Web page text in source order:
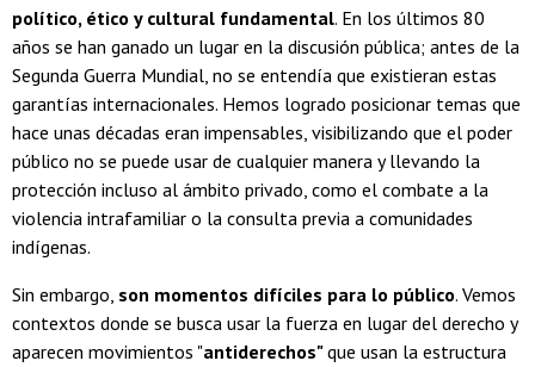
político, ético y cultural fundamental. En los últimos 80
años se han ganado un lugar en la discusión pública; antes de la
Segunda Guerra Mundial, no se entendía que existieran estas
garantías internacionales. Hemos logrado posicionar temas que
hace unas décadas eran impensables, visibilizando que el poder
público no se puede usar de cualquier manera y llevando la
protección incluso al ámbito privado, como el combate a la
violencia intrafamiliar o la consulta previa a comunidades
indígenas.
Sin embargo, son momentos difíciles para lo público. Vemos
contextos donde se busca usar la fuerza en lugar del derecho y
aparecen movimientos "antiderechos"que usan la estructura